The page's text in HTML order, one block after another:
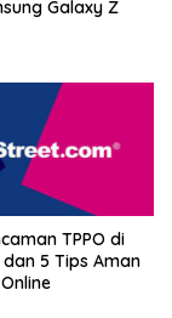
Galaxy Z
TPPO di
5 Tips Aman